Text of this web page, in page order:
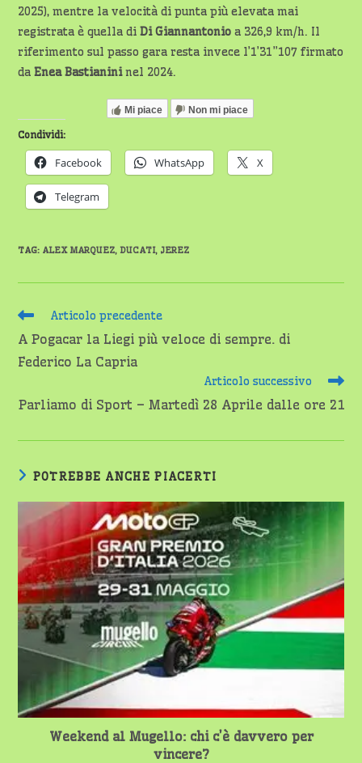
2025), mentre la velocità di punta più elevata mai
registrata è quella diDi Giannantonio a 326,9 km/h. Il
riferimento sul passo gara resta invece l’1’31”107 firmato
daEnea Bastianininel 2024.
Mi piace Non mi piace
Condividi:
Facebook WhatsApp X
Telegram
TAG: ALEX MARQUEZ, DUCATI, JEREZ
Leggi
articoli
Articolo precedente
A Pogacar la Liegi più veloce di sempre. di
Federico La Capria
Articolo successivo
Parliamo di Sport – Martedì 28 Aprile dalle ore 21
POTREBBE ANCHE PIACERTI
Weekend al Mugello: chi c’è davvero per
vincere?